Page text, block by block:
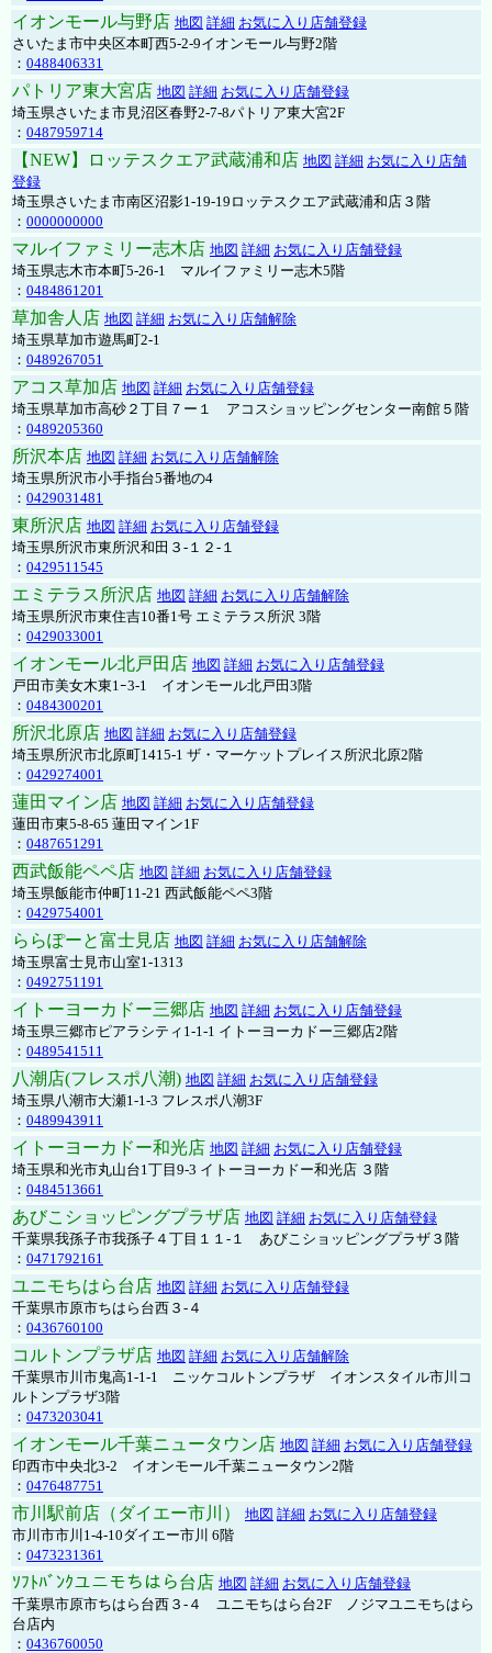
イオンモール与野店 地図 詳細 お気に入り店舗登録
さいたま市中央区本町西5-2-9イオンモール与野2階
： 0488406331
パトリア東大宮店 地図 詳細 お気に入り店舗登録
埼玉県さいたま市見沼区春野2-7-8パトリア東大宮2F
： 0487959714
【NEW】ロッテスクエア武蔵浦和店 地図 詳細 お気に入り店舗
登録
埼玉県さいたま市南区沼影1-19-19ロッテスクエア武蔵浦和店３階
： 0000000000
マルイファミリー志木店 地図 詳細 お気に入り店舗登録
埼玉県志木市本町5-26-1 マルイファミリー志木5階
： 0484861201
草加舎人店 地図 詳細 お気に入り店舗解除
埼玉県草加市遊馬町2-1
： 0489267051
アコス草加店 地図 詳細 お気に入り店舗登録
埼玉県草加市高砂２丁目７ー１ アコスショッピングセンター南館５階
： 0489205360
所沢本店 地図 詳細 お気に入り店舗解除
埼玉県所沢市小手指台5番地の4
： 0429031481
東所沢店 地図 詳細 お気に入り店舗登録
埼玉県所沢市東所沢和田３-１２-１
： 0429511545
エミテラス所沢店 地図 詳細 お気に入り店舗解除
埼玉県所沢市東住吉10番1号 エミテラス所沢 3階
： 0429033001
イオンモール北戸田店 地図 詳細 お気に入り店舗登録
戸田市美女木東1ｰ3‐1 イオンモール北戸田3階
： 0484300201
所沢北原店 地図 詳細 お気に入り店舗登録
埼玉県所沢市北原町1415-1 ザ・マーケットプレイス所沢北原2階
： 0429274001
蓮田マイン店 地図 詳細 お気に入り店舗登録
蓮田市東5-8-65 蓮田マイン1F
： 0487651291
西武飯能ペペ店 地図 詳細 お気に入り店舗登録
埼玉県飯能市仲町11-21 西武飯能ペペ3階
： 0429754001
ららぽーと富士見店 地図 詳細 お気に入り店舗解除
埼玉県富士見市山室1-1313
： 0492751191
イトーヨーカドー三郷店 地図 詳細 お気に入り店舗登録
埼玉県三郷市ピアラシティ1-1-1 イトーヨーカドー三郷店2階
： 0489541511
八潮店(フレスポ八潮) 地図 詳細 お気に入り店舗登録
埼玉県八潮市大瀬1-1-3 フレスポ八潮3F
： 0489943911
イトーヨーカドー和光店 地図 詳細 お気に入り店舗登録
埼玉県和光市丸山台1丁目9-3 イトーヨーカドー和光店 ３階
： 0484513661
あびこショッピングプラザ店 地図 詳細 お気に入り店舗登録
千葉県我孫子市我孫子４丁目１１-１ あびこショッピングプラザ３階
： 0471792161
ユニモちはら台店 地図 詳細 お気に入り店舗登録
千葉県市原市ちはら台西３-４
： 0436760100
コルトンプラザ店 地図 詳細 お気に入り店舗解除
千葉県市川市鬼高1-1-1 ニッケコルトンプラザ イオンスタイル市川コ
ルトンプラザ3階
： 0473203041
イオンモール千葉ニュータウン店 地図 詳細 お気に入り店舗登録
印西市中央北3-2 イオンモール千葉ニュータウン2階
： 0476487751
市川駅前店（ダイエー市川） 地図 詳細 お気に入り店舗登録
市川市市川1-4-10ダイエー市川 6階
： 0473231361
ｿﾌﾄﾊﾞﾝｸユニモちはら台店 地図 詳細 お気に入り店舗登録
千葉県市原市ちはら台西３-４ ユニモちはら台2F ノジマユニモちはら
台店内
： 0436760050